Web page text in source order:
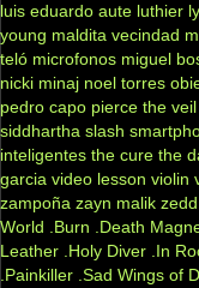
luis eduardo aute luthier
young maldita vecindad
teló microfonos miguel
nicki minaj noel torres
pedro capo pierce the veil
siddhartha slash
inteligentes the cure the
garcia video lesson violin
zampoña zayn malik zedd
World
.Burn .Death
Leather .Holy Diver .In
.Painkiller .Sad Wings of